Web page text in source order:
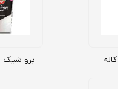
پرو شیک